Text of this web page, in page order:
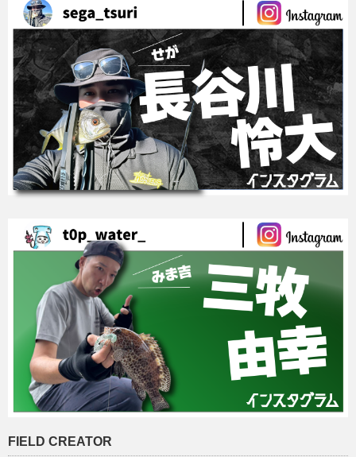
FIELD CREATOR